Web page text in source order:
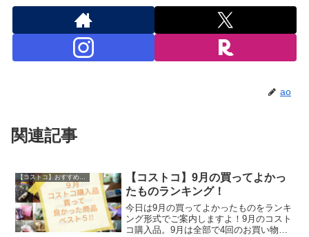
ao
関連記事
【コストコ】9月の買ってよかっ
たものランキング！
今日は9月の買ってよかったものをランキ
ング形式でご案内しますよ！9月のコスト
コ購入品。9月は全部で4回のお買い物で